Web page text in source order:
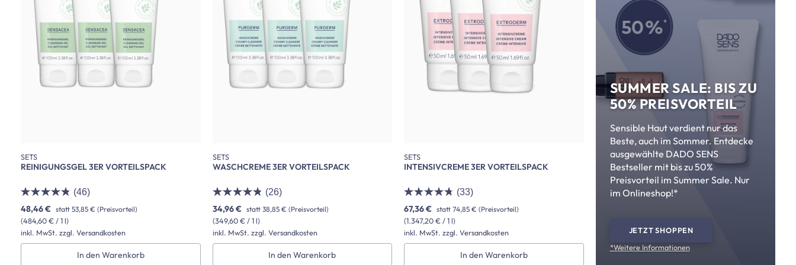
SETS
REINIGUNGSGEL 3ER VORTEILSPACK
(46)
(484,60 € / 1 l)
48,46 € statt 53,85 € (Preisvorteil)
inkl. MwSt. zzgl. Versandkosten
In den Warenkorb
SETS
WASCHCREME 3ER VORTEILSPACK
(26)
(349,60 € / 1 l)
34,96 € statt 38,85 € (Preisvorteil)
inkl. MwSt. zzgl. Versandkosten
In den Warenkorb
SETS
INTENSIVCREME 3ER VORTEILSPACK
(33)
(1.347,20 € / 1 l)
67,36 € statt 74,85 € (Preisvorteil)
inkl. MwSt. zzgl. Versandkosten
In den Warenkorb
SUMMER SALE: BIS ZU
50% PREISVORTEIL
Sensible Haut verdient nur das
Beste, auch im Sommer. Entdecke
ausgewählte DADO SENS
Bestseller mit bis zu 50%
Preisvorteil im Summer Sale. Nur
im Onlineshop!*
JETZT SHOPPEN
*Weitere Informationen